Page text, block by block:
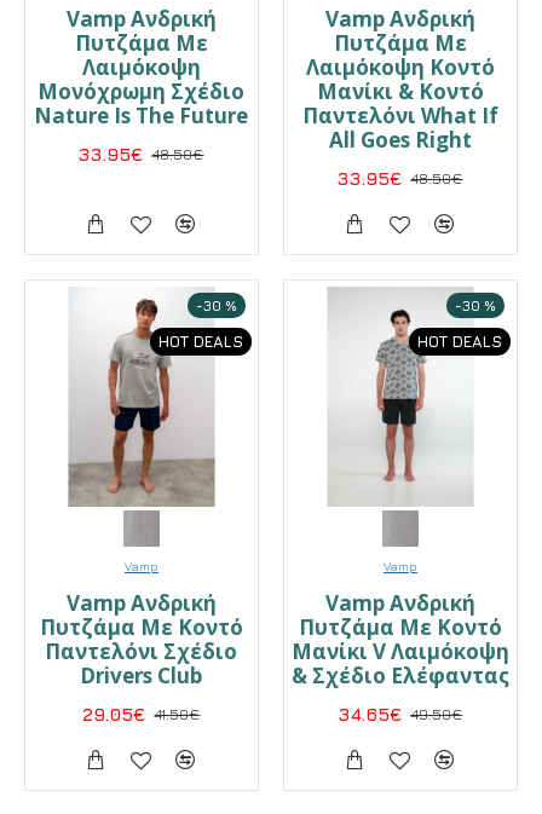
Vamp Ανδρική
Πυτζάμα Με
Λαιμόκοψη
Μονόχρωμη Σχέδιο
Nature Is The Future
33.95€ 48.50€
Vamp Ανδρική
Πυτζάμα Με
Λαιμόκοψη Κοντό
Μανίκι & Κοντό
Παντελόνι What If
All Goes Right
33.95€ 48.50€
HOT DEALS
-30 %
Vamp
Vamp Ανδρική
Πυτζάμα Με Κοντό
Παντελόνι Σχέδιο
Drivers Club
29.05€ 41.50€
HOT DEALS
-30 %
Vamp
Vamp Ανδρική
Πυτζάμα Με Κοντό
Μανίκι V Λαιμόκοψη
& Σχέδιο Ελέφαντας
34.65€ 49.50€